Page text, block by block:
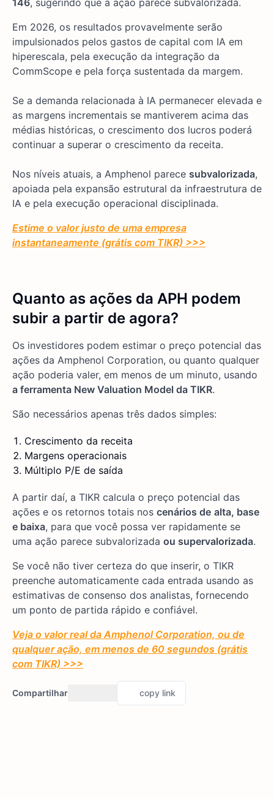
Em 2026, os resultados provavelmente serão
impulsionados pelos gastos de capital com IA em
hiperescala, pela execução da integração da
CommScope e pela força sustentada da margem.
Se a demanda relacionada à IA permanecer elevada e
as margens incrementais se mantiverem acima das
médias históricas, o crescimento dos lucros poderá
continuar a superar o crescimento da receita.
Nos níveis atuais, a Amphenol parece subvalorizada,
apoiada pela expansão estrutural da infraestrutura de
IA e pela execução operacional disciplinada.
Estime o valor justo de uma empresa
instantaneamente (grátis com TIKR) >>>
Quanto as ações da APH podem
subir a partir de agora?
Os investidores podem estimar o preço potencial das
ações da Amphenol Corporation, ou quanto qualquer
ação poderia valer, em menos de um minuto, usando
a ferramenta New Valuation Model da TIKR.
São necessários apenas três dados simples:
Crescimento da receita
Margens operacionais
Múltiplo P/E de saída
A partir daí, a TIKR calcula o preço potencial das
ações e os retornos totais nos cenários de alta, base
e baixa, para que você possa ver rapidamente se
uma ação parece subvalorizada ou supervalorizada.
Se você não tiver certeza do que inserir, o TIKR
preenche automaticamente cada entrada usando as
estimativas de consenso dos analistas, fornecendo
um ponto de partida rápido e confiável.
Veja o valor real da Amphenol Corporation, ou de
qualquer ação, em menos de 60 segundos (grátis
com TIKR) >>>
Compartilhar copy link